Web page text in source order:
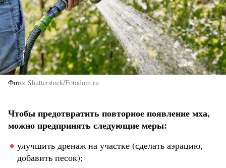
Фото Shutterstock/Fotodom.ru
Чтобы предотвратить повторное появление мха,
можно предпринять следующие меры:
улучшить дренаж на участке (сделать аэрацию,
добавить песок);